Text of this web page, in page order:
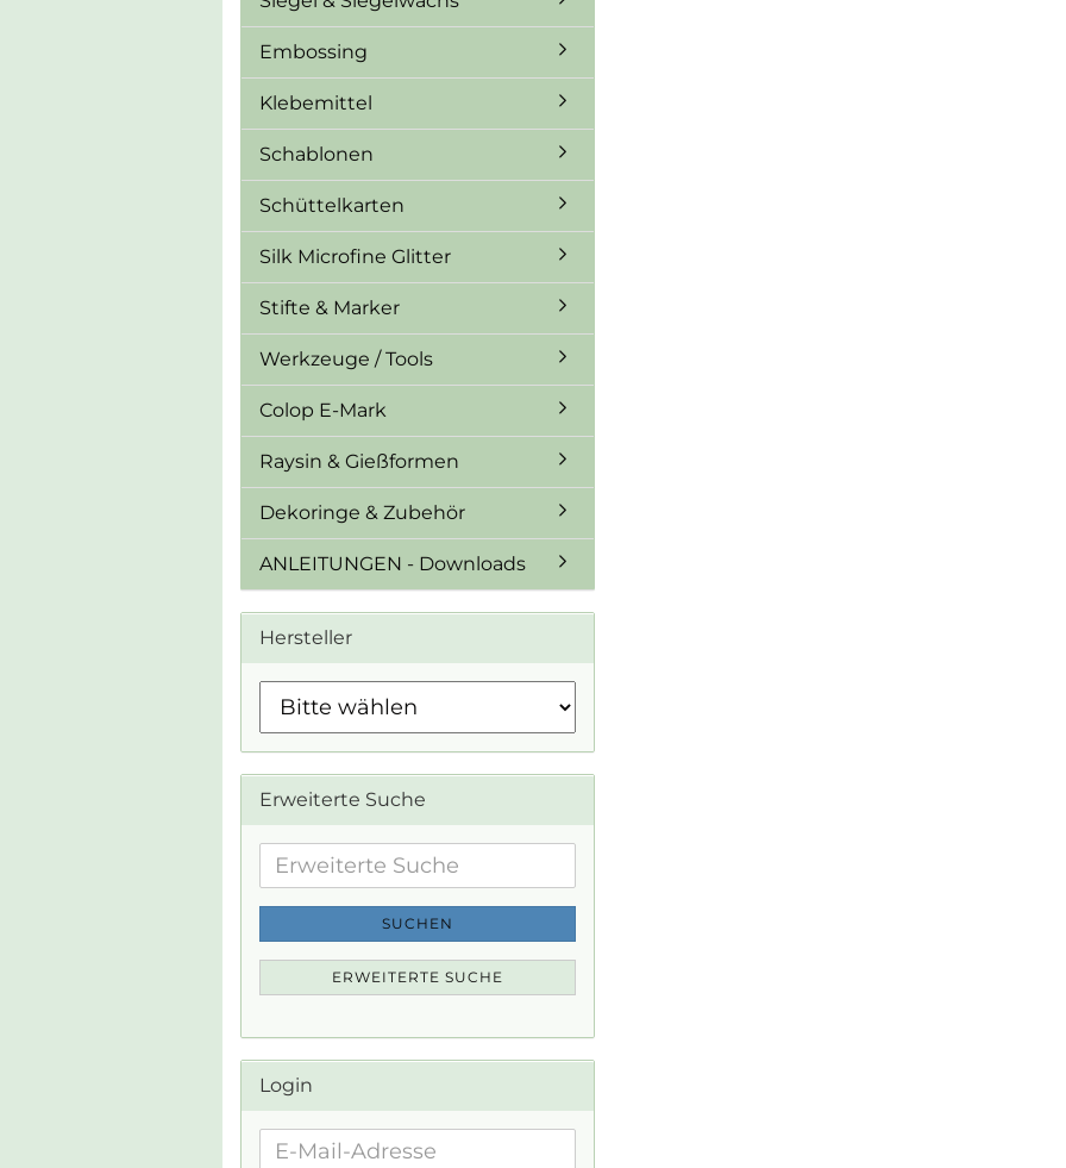
Embossing
Klebemittel
Schablonen
Schüttelkarten
Silk Microfine Glitter
Stifte & Marker
Werkzeuge / Tools
Colop E-Mark
Raysin & Gießformen
Dekoringe & Zubehör
ANLEITUNGEN - Downloads
Hersteller
Erweiterte Suche
Erweiterte
Suche
SUCHEN
ERWEITERTE SUCHE
Login
E-